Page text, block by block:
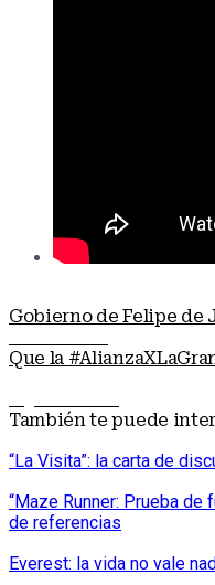
Gobierno de Felipe de
Que la
También te puede
“La Visita”: la carta de
“Maze Runner: Prueba
de referencias
Everest: la vida no vale